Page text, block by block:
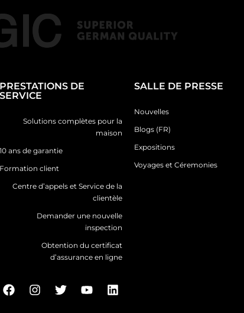
PRESTATIONS DE
SERVICE
Solutions complètes pour la
maison
10 ans de garantie
Formation client
Centre d’appels et Service de la
clientèle
Demander une nouvelle
inspection
Obtention du certificat
d’assurance en ligne
SALLE DE PRESSE
Nouvelles
Blogs (FR)
Expositions
Voyages et Céremonies